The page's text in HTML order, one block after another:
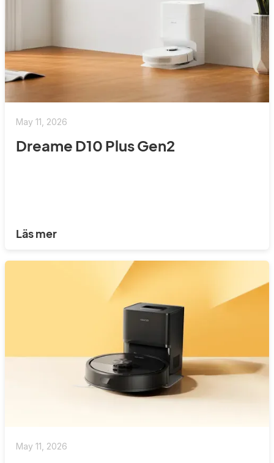
May 11, 2026
Dreame D10 Plus Gen2
Läs mer
May 11, 2026